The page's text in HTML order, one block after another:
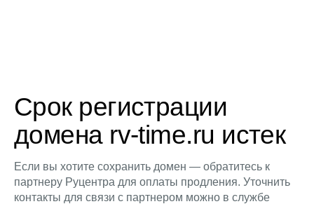
Срок регистрации
домена rv-time.ru истек
Если вы хотите сохранить домен — обратитесь к
партнеру Руцентра для оплаты продления. Уточнить
контакты для связи с партнером можно в службе